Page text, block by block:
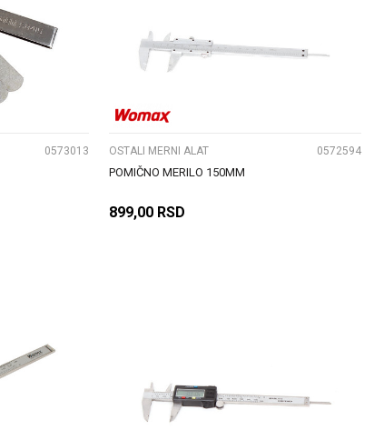
0573013
UPOREDI
OSTALI MERNI ALAT 0572594
POMIČNO MERILO 150MM
899,00 RSD
UPOREDI